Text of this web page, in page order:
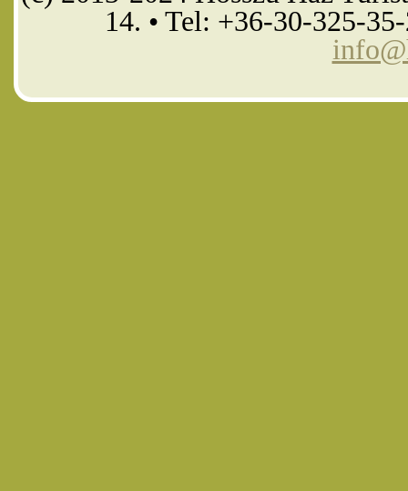
14. • Tel: +36-30-325-